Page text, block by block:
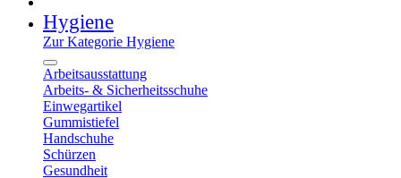
Hygiene
Zur Kategorie Hygiene
Arbeitsausstattung
Arbeits- & Sicherheitsschuhe
Einwegartikel
Gummistiefel
Handschuhe
Schürzen
Gesundheit